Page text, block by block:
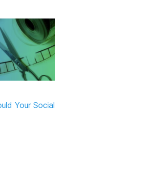
Your Social